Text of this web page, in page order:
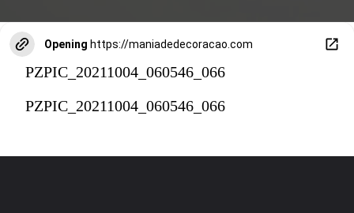
Opening https://maniadedecoracao.com
PZPIC_20211004_060546_066
PZPIC_20211004_060546_066